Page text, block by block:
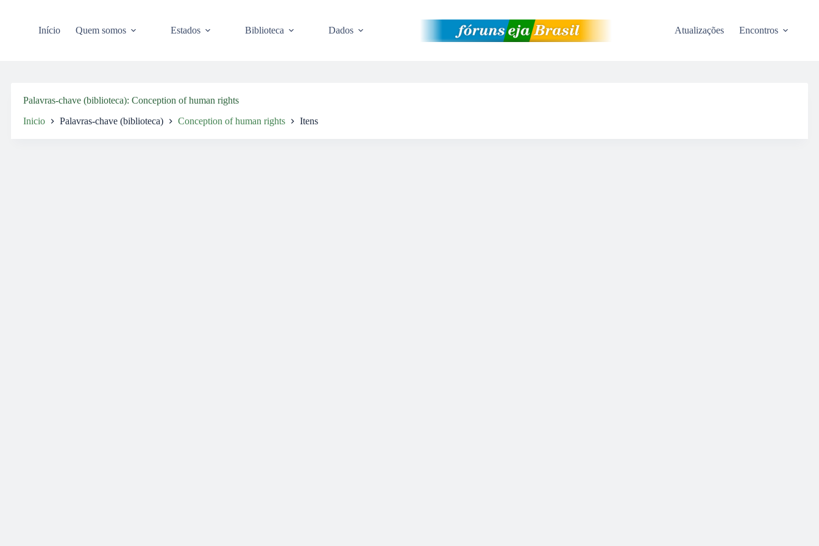
Início Quem somos Estados Biblioteca Dados Atualizações Encontros
Palavras-chave (biblioteca) Conception of human rights
Inicio Palavras-chave (biblioteca) Conception of human rights Itens